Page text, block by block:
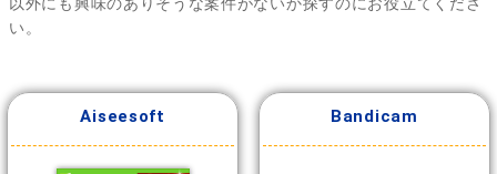
い。
Aiseesoft Bandicam